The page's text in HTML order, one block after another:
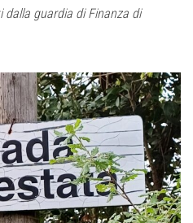
guardia di Finanza di